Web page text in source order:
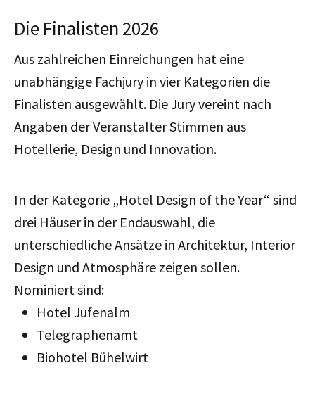
Die Finalisten 2026
Aus zahlreichen Einreichungen hat eine
unabhängige Fachjury in vier Kategorien die
Finalisten ausgewählt. Die Jury vereint nach
Angaben der Veranstalter Stimmen aus
Hotellerie, Design und Innovation.
In der Kategorie „Hotel Design of the Year“ sind
drei Häuser in der Endauswahl, die
unterschiedliche Ansätze in Architektur, Interior
Design und Atmosphäre zeigen sollen.
Nominiert sind:
Hotel Jufenalm
Telegraphenamt
Biohotel Bühelwirt